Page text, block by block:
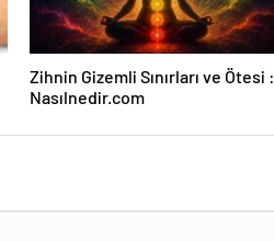
Zihnin Gizemli Sınırları ve Ötesi :
Nasılnedir.com